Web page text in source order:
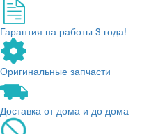
Гарантия на работы 3 года!
Оригинальные запчасти
Доставка от дома и до дома